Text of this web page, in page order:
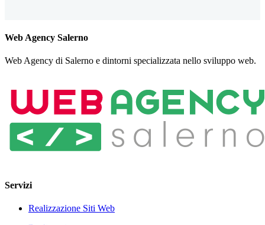
Web Agency Salerno
Web Agency di Salerno e dintorni specializzata nello sviluppo web.
Servizi
Realizzazione Siti Web